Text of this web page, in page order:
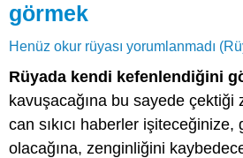
görmek
Henüz okur rüyası yorumlanmadı
Rüyada kendi kefenlendiğini
kavuşacağına bu sayede çektiği
can sıkıcı haberler işiteceğinize,
olacağına, zenginliğini